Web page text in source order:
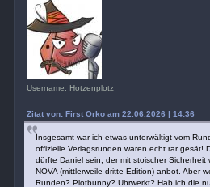
Username: Hotzenplotz
Zitat von: First Orko am 22.06.2026 | 14:36
Insgesamt war ich etwas unterwältigt vom
offizielle Verlagsrunden waren echt rar gesät!
dürfte Daniel sein, der mit stoischer Sicherheit
NOVA (mittlerweile dritte Edition) anbot. Aber
Runden? Plotbunny? Uhrwerkt? Hab ich die